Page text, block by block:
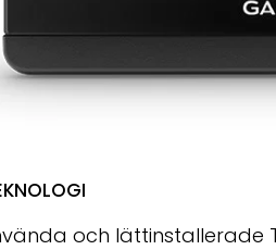
och lättinstallerade